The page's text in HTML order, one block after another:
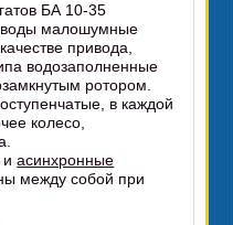
БА 10-35
воды малошумные
привода,
водозаполненные
ротором.
в каждой
колесо,
иасинхронные
между собой при